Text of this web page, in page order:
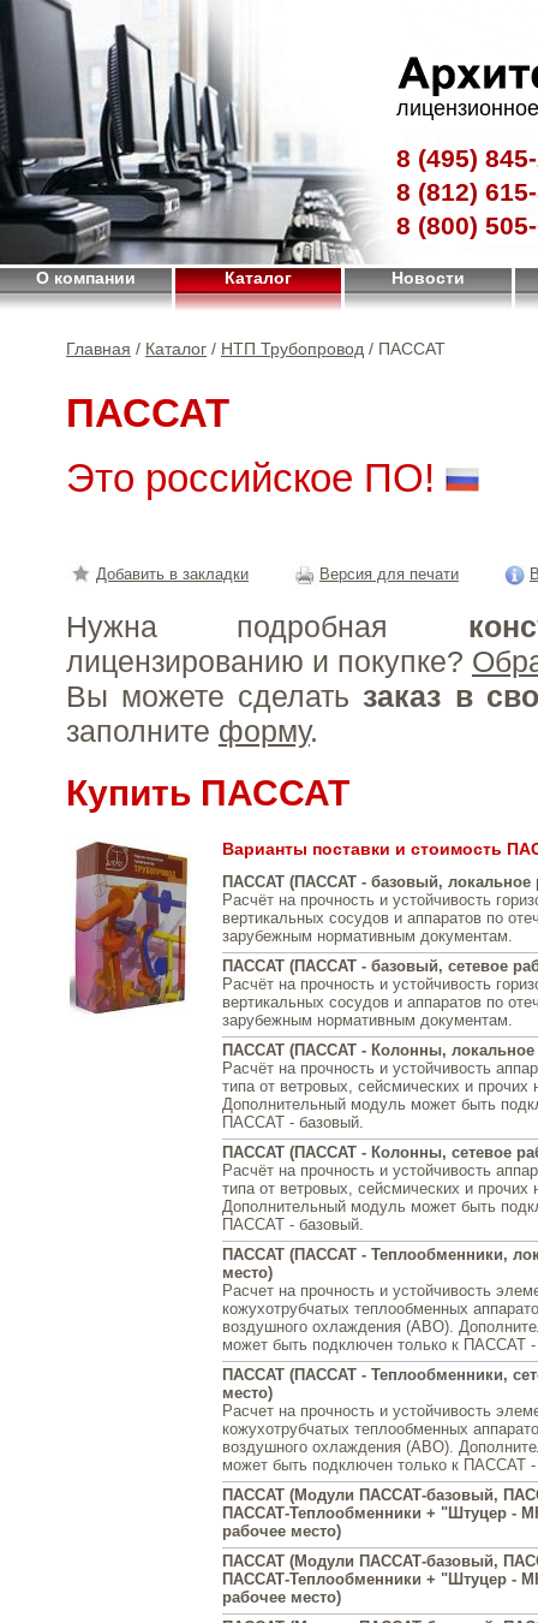
8 (495)
8 (812)
8 (800)
О компании Каталог Новости
Главная / Каталог / НТП Трубопровод / ПАССАТ
ПАССАТ
Это российское ПО!
Добавить в закладки Версия для печати
Нужна подробная
лицензированию и покупке?
Вы можете сделать заказ в
заполните форму.
Купить ПАССАТ
Варианты поставки и стоимость
ПАССАТ (ПАССАТ - базовый, локальное
Расчёт на прочность и устойчивость
вертикальных сосудов и аппаратов по
зарубежным нормативным документам.
ПАССАТ (ПАССАТ - базовый, сетевое
Расчёт на прочность и устойчивость
вертикальных сосудов и аппаратов по
зарубежным нормативным документам.
ПАССАТ (ПАССАТ - Колонны, локальное
Расчёт на прочность и устойчивость
типа от ветровых, сейсмических и прочих
Дополнительный модуль может быть
ПАССАТ - базовый.
ПАССАТ (ПАССАТ - Колонны, сетевое
Расчёт на прочность и устойчивость
типа от ветровых, сейсмических и прочих
Дополнительный модуль может быть
ПАССАТ - базовый.
ПАССАТ (ПАССАТ - Теплообменники,
место)
Расчет на прочность и устойчивость
кожухотрубчатых теплообменных
воздушного охлаждения (АВО).
может быть подключен только к ПАССАТ -
ПАССАТ (ПАССАТ - Теплообменники,
место)
Расчет на прочность и устойчивость
кожухотрубчатых теплообменных
воздушного охлаждения (АВО).
может быть подключен только к ПАССАТ -
ПАССАТ (Модули ПАССАТ-базовый,
ПАССАТ-Теплообменники + "Штуцер -
рабочее место)
ПАССАТ (Модули ПАССАТ-базовый,
ПАССАТ-Теплообменники + "Штуцер -
рабочее место)